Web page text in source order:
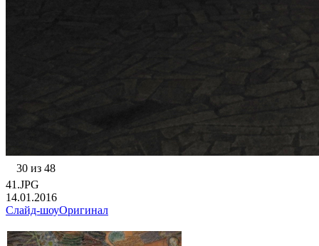
30 из 48
41.JPG
14.01.2016
Слайд-шоуОригинал